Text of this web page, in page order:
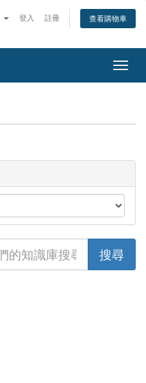
登入 註冊 查看購物車